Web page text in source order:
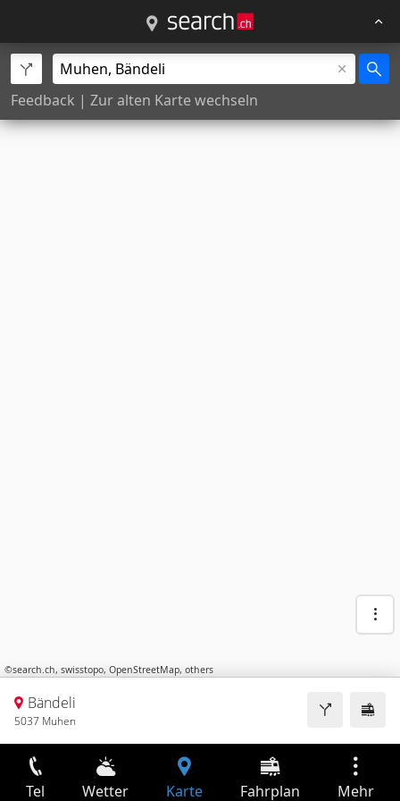
Feedback | Zur alten Karte wechseln
©search.ch, swisstopo, OpenStreetMap, others
Bändeli
5037 Muhen
Tel Wetter Karte Fahrplan Mehr